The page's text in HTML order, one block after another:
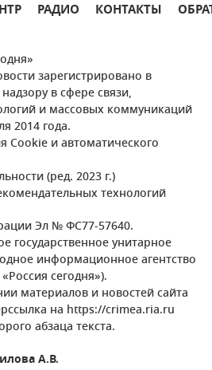
РАДИО КОНТАКТЫ
зарегистрировано в
в сфере связи,
и массовых коммуникаций
2014 года.
Cookie и автоматического
(ред. 2023 г.)
технологий
Эл № ФС77-57640.
государственное унитарное
информационное агентство
сегодня»).
материалов и новостей сайта
на https://crimea.ria.ru
абзаца текста.
А.В.